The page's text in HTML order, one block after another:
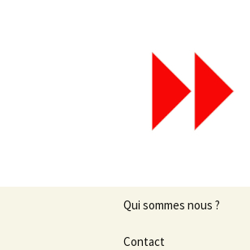
Qui sommes nous ?
Les revues de presse
Contact